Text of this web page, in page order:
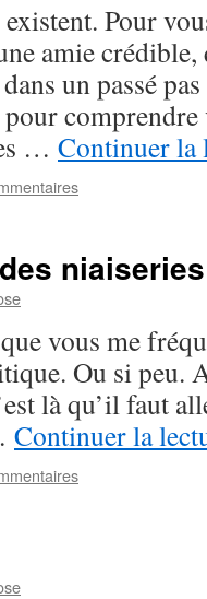
Pour
amie
un passé
comprendre
… Continuer
niaiseries
vous me
Ou si peu.
là qu’il faut
Continuer la